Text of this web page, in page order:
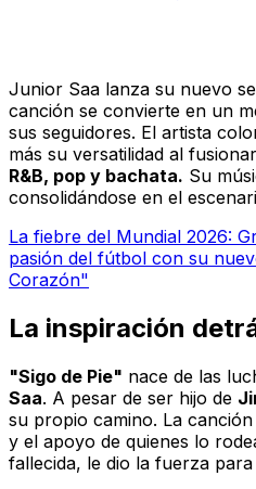
Junior Saa lanza su nuevo
canción se convierte en un
sus seguidores. El artista
más su versatilidad al fusionar
R&B, pop y bachata. Su
consolidándose en el
La fiebre del Mundial 2026:
pasión del fútbol con su
Corazón"
La inspiración
"Sigo de Pie" nace de las
Saa. A pesar de ser hijo de
su propio camino. La
y el apoyo de quienes lo
fallecida, le dio la fuerza